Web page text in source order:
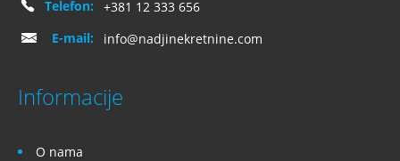
Telefon:
+381 12 333 656
E-mail:
info@nadjinekretnine.com
Informacije
O nama